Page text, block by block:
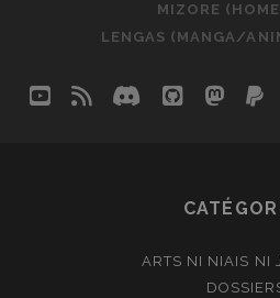
MIZORE
LENGAS (MANGA/
youtube
rss discord
github
ARTS NI NIAIS NI